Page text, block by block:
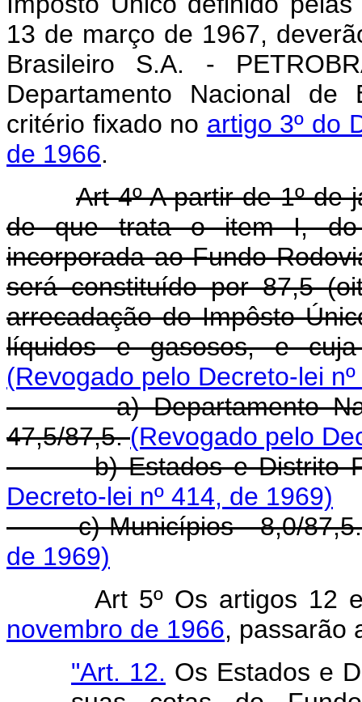
13 de março de 1967,
Brasileiro S.A. -
Departamento Nacional
critério fixado no artigo 3º do
de 1966.
Art 4º A partir de 1º de
de que trata o item I, do
incorporada ao Fundo
será constituído por 87,5
arrecadação do Impôsto
líquidos e gasosos, e
(Revogado pelo Decreto-lei
a) Departamento
47,5/87,5.(Revogado pelo
b) Estados e Distrito
Decreto-lei nº 414, de 1969)
c) Municípios - 8,0/
de 1969)
Art 5º Os artigos 12
novembro de 1966, passarão
"Art. 12. Os Estados e